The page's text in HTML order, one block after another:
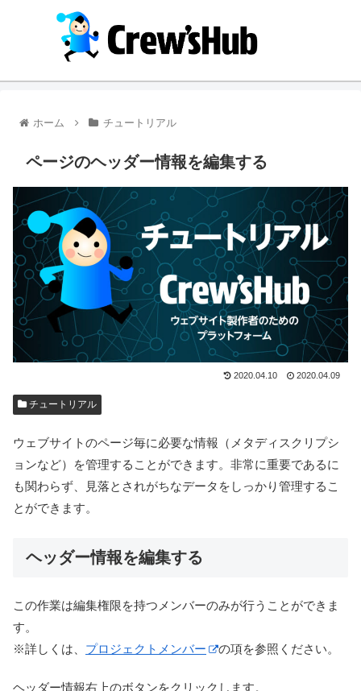
ホーム チュートリアル
ページのヘッダー情報を編集する
2020.04.10 2020.04.09
チュートリアル
ウェブサイトのページ毎に必要な情報（メタディスクリプシ
ョンなど）を管理することができます。非常に重要であるに
も関わらず、見落とされがちなデータをしっかり管理するこ
とができます。
ヘッダー情報を編集する
この作業は編集権限を持つメンバーのみが行うことができま
す。
※詳しくは、 プロジェクトメンバー の項を参照ください。
ヘッダー情報右上のボタンをクリックします。